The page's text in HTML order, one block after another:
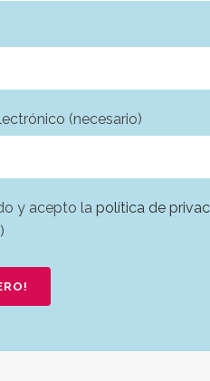
(necesario)
y acepto la política de